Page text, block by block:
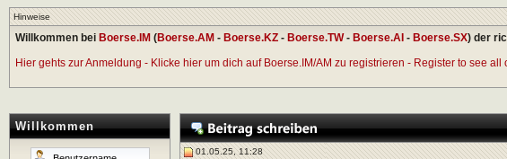
Hinweise
Willkommen bei Boerse.IM (Boerse.AM - Boerse.KZ - Boerse.TW- Boerse.AI - Boerse.SX) der
Hier gehts zur Anmeldung - Klicke hier um dich auf Boerse.IM/AM zu registrieren - Register to see all
Willkommen
01.05.25, 11:28